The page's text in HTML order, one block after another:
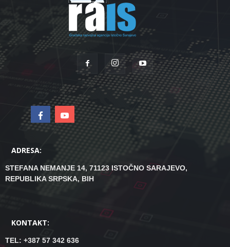
ADRESA:
STEFANA NEMANJE 14, 71123 ISTOČNO SARAJEVO,
REPUBLIKA SRPSKA, BIH
KONTAKT:
TEL: +387 57 342 636